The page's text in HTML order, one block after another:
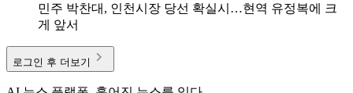
민주 박찬대, 인천시장 당선 확실시…현역 유정복에 크
게 앞서
로그인 후 더보기